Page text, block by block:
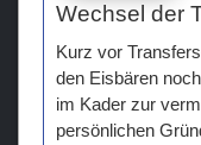
Wechsel der
Kurz vor
den Eisbären
im Kader zur
persönlichen